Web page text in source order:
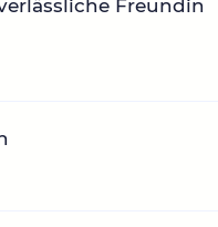
Freundin